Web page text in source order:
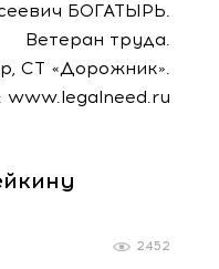
БОГАТЫРЬ.
Ветеран труда.
СТ «Дорожник».
2452